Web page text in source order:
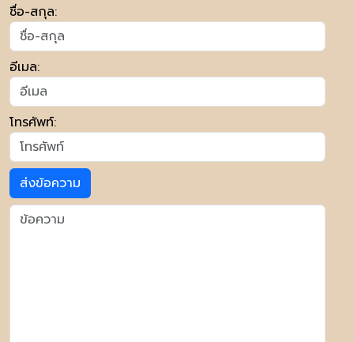
ชื่อ-สกุล:
อีเมล:
โทรศัพท์:
ส่งข้อความ